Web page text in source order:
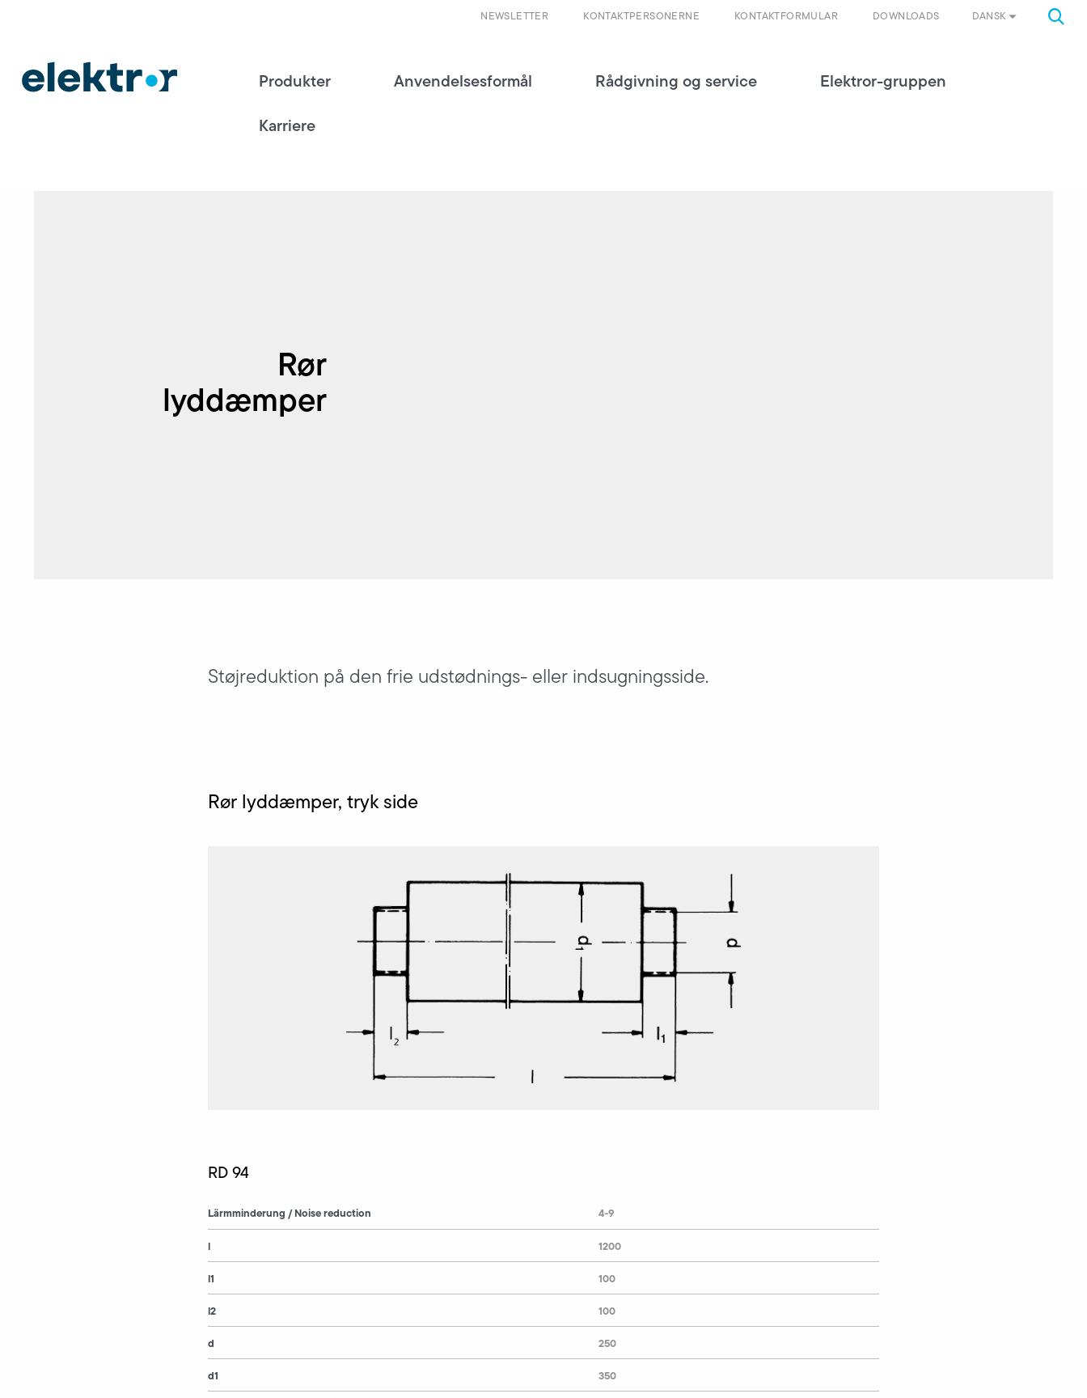
DANSK
DOWNLOADS
KONTAKTFORMULAR
KONTAKTPERSONERNE
NEWSLETTER
Produkter Anvendelsesformål Rådgivning og service
Elektror-gruppen
Karriere
Rør
lyddæmper
Støjreduktion på den frie udstødnings- eller indsugningsside.
Rør lyddæmper, tryk side
RD 94
Lärmminderung / Noise reduction
l
l1
l2
d
d1
4-9
1200
100
100
250
350